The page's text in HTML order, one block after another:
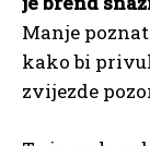
Manje
kako bi
zvijezde